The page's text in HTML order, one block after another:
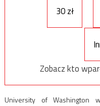
30 zł
Zobacz kto
University of Washington